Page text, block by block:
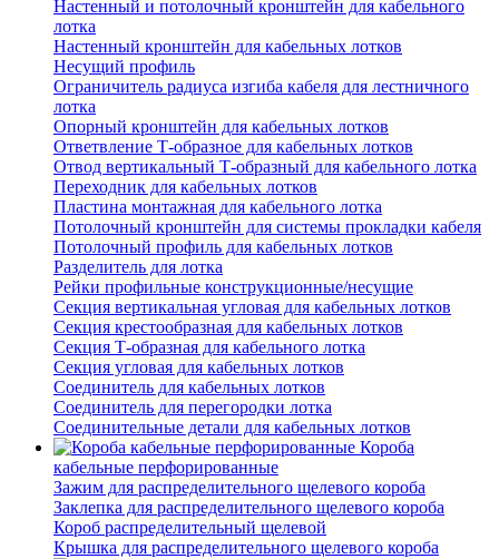
Настенный и потолочный кронштейн для кабельного
лотка
Настенный кронштейн для кабельных лотков
Несущий профиль
Ограничитель радиуса изгиба кабеля для лестничного
лотка
Опорный кронштейн для кабельных лотков
Ответвление Т-образное для кабельных лотков
Отвод вертикальный Т-образный для кабельного лотка
Переходник для кабельных лотков
Пластина монтажная для кабельного лотка
Потолочный кронштейн для системы прокладки кабеля
Потолочный профиль для кабельных лотков
Разделитель для лотка
Рейки профильные конструкционные/несущие
Секция вертикальная угловая для кабельных лотков
Секция крестообразная для кабельных лотков
Секция Т-образная для кабельного лотка
Секция угловая для кабельных лотков
Соединитель для кабельных лотков
Соединитель для перегородки лотка
Соединительные детали для кабельных лотков
Короба
кабельные перфорированные
Зажим для распределительного щелевого короба
Заклепка для распределительного щелевого короба
Короб распределительный щелевой
Крышка для распределительного щелевого короба